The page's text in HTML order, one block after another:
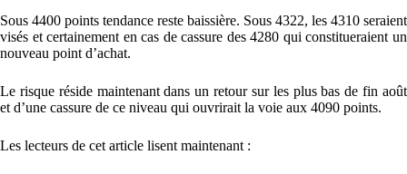
Sous 4400 points tendance reste baissière. Sous 4322, les 4310 seraient
visés et certainement en cas de cassure des 4280 qui constitueraient un
nouveau point d’achat.
Le risque réside maintenant dans un retour sur les plus bas de fin août
et d’une cassure de ce niveau qui ouvrirait la voie aux 4090 points.
Les lecteurs de cet article lisent maintenant :